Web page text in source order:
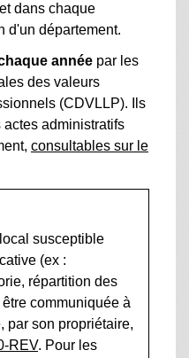
dans chaque
d'un département.
année par les
des valeurs
(CDVLLP). Ils
administratifs
consultables sur le
susceptible
(ex :
répartition des
communiquée à
par son propriétaire,
REV. Pour les